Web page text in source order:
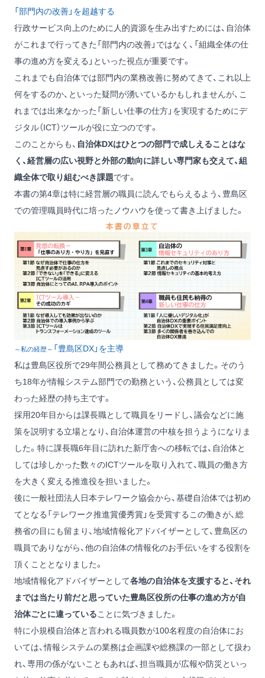
「部門内の改善」を超越する
行政サービス向上のために人的資源を生み出すためには、自治体
がこれまで行ってきた「部門内の改善」ではなく、「組織全体の仕
事の進め方を変える」といった視点が重要です。
これまでも自治体では部門内の業務改善に努めてきて、これ以上
何をするのか、といった疑問が湧いているかもしれませんが、こ
れまでは出来なかった「新しい仕事の仕方」を実現するためにデ
ジタル（ICT）ツールが役に立つのです。
このことからも、 自治体DXはひとつの部門で成しえることはな
く、経営層の広い視野と外部の動向に詳しい専門家も交えて、組
織全体で取り組むべき課題です。
本書の第4章は特に経営層の職員に読んでもらえるよう、豊島区
での管理職員時代に培ったノウハウを使って書き上げました。
～私の経歴～ 「豊島区DX」を主導
私は豊島区役所で29年間公務員として務めてきました。そのう
ち18年が情報システム部門での勤務という、公務員としては変
わった経歴の持ち主です。
採用20年目からは課長職として職員をリードし、議会などに施
策を説明する立場となり、自治体運営の中核を担うようになりま
した。特に課長職6年目に訪れた新庁舎への移転では、自治体と
しては珍しかった数々のICTツールを取り入れて、職員の働き方
を大きく変える推進役を担いました。
後に一般社団法人日本テレワーク協会から、基礎自治体では初め
てとなる「テレワーク推進賞優秀賞」を受賞するこの働きが、総
務省の目にも留まり、地域情報化アドバイザーとして、豊島区の
職員でありながら、他の自治体の情報化のお手伝いをする役割を
頂くこととなりました。
地域情報化アドバイザーとして各地の自治体を支援すると、それ
までは当たり前だと思っていた豊島区役所の仕事の進め方が自
治体ごとに違っていることに気づきました。
特に小規模自治体と言われる職員数が100名程度の自治体にお
いては、情報システムの業務は企画課や総務課の一部として扱わ
れ、専用の係がないこともあれば、担当職員が広報や防災といっ